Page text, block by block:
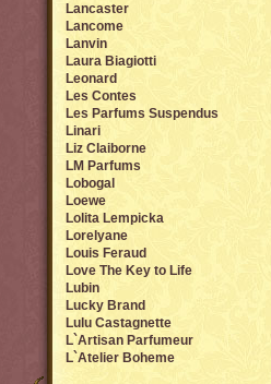
Lancaster
Lancome
Lanvin
Laura Biagiotti
Leonard
Les Contes
Les Parfums Suspendus
Linari
Liz Claiborne
LM Parfums
Lobogal
Loewe
Lolita Lempicka
Lorelyane
Louis Feraud
Love The Key to Life
Lubin
Lucky Brand
Lulu Castagnette
L`Artisan Parfumeur
L`Atelier Boheme